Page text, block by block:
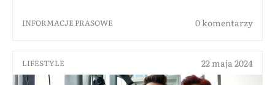
INFORMACJE PRASOWE 0 komentarzy
LIFESTYLE 22 maja 2024